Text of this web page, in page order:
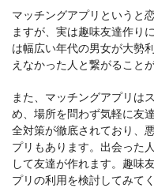
マッチングアプリというと
ますが、実は趣味友達作り
は幅広い年代の男女が大勢
えなかった人と繋がること
また、マッチングアプリは
め、場所を問わず気軽に友
全対策が徹底されており、
プリもあります。出会った
して友達が作れます。趣味
プリの利用を検討してみてく